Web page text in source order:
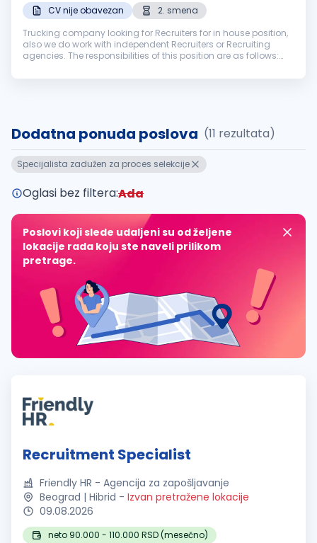
CV nije obavezan
2. smena
Trucking company looking for Recruiters for in house position,
also we do work with independent Recruiters or Recruiting
agencies. The responsibilities of this position are as follows:
driver...
Dodatna ponuda poslova (11 rezultata)
Specijalista zadužen za proces selekcije
Oglasi bez filtera:Ada
Poslovi koji slede udaljeni su od željene
lokacije rada koju ste naveli prilikom
pretrage.
Recruitment Specialist
Friendly HR - Agencija za zapošljavanje
Beograd | Hibrid - Izvan pretražene lokacije
09.08.2026
neto 90.000 - 110.000 RSD (mesečno)